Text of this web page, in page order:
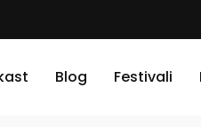
Blog Festivali